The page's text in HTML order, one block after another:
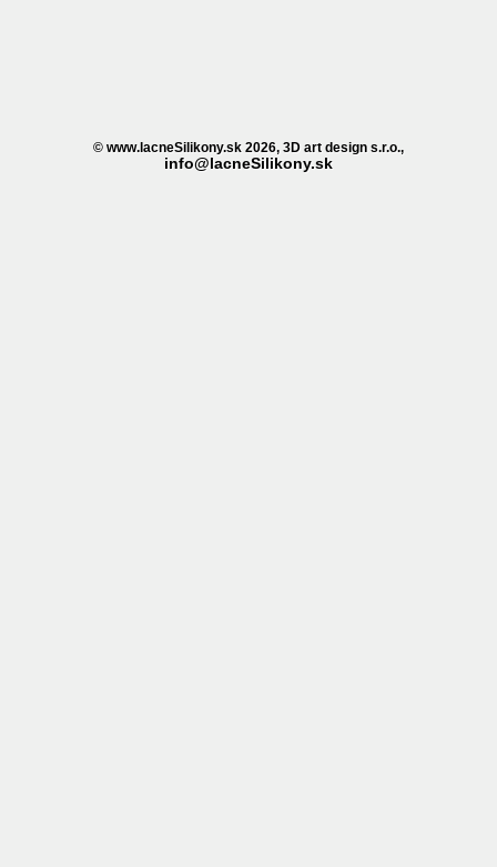
© www.lacneSilikony.sk 2026, 3D art design s.r.o.,
info@lacneSilikony.sk